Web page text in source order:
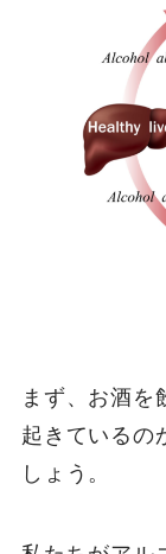
まず、お酒を
起きているの
しょう。